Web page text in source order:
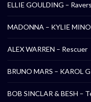
ELLIE GOULDING – Ravers
MADONNA – KYLIE
ALEX WARREN – Rescuer
BRUNO MARS – KAROL
BOB SINCLAR & BESH –